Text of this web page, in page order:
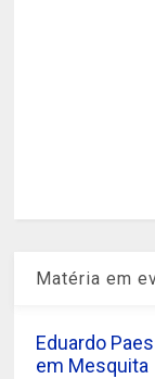
Matéria em
Eduardo
em Mesquita